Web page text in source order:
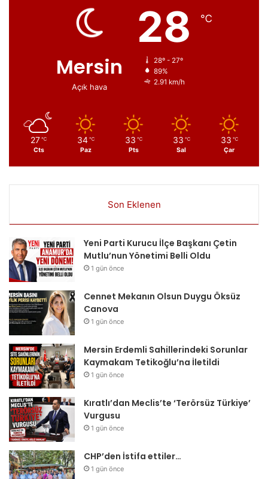
Mersin
Açık hava
28 ℃
28º - 27º
89%
2.91 km/h
27 ℃
Cts
34 ℃
Paz
33 ℃
Pts
33 ℃
Sal
33 ℃
Çar
Son Eklenen
Yeni Parti Kurucu İlçe Başkanı Çetin
Mutlu’nun Yönetimi Belli Oldu
1 gün önce
Cennet Mekanın Olsun Duygu Öksüz
Canova
1 gün önce
Mersin Erdemli Sahillerindeki Sorunlar
Kaymakam Tetikoğlu’na İletildi
1 gün önce
Kıratlı’dan Meclis’te ‘Terörsüz Türkiye’
Vurgusu
1 gün önce
CHP’den İstifa ettiler…
1 gün önce